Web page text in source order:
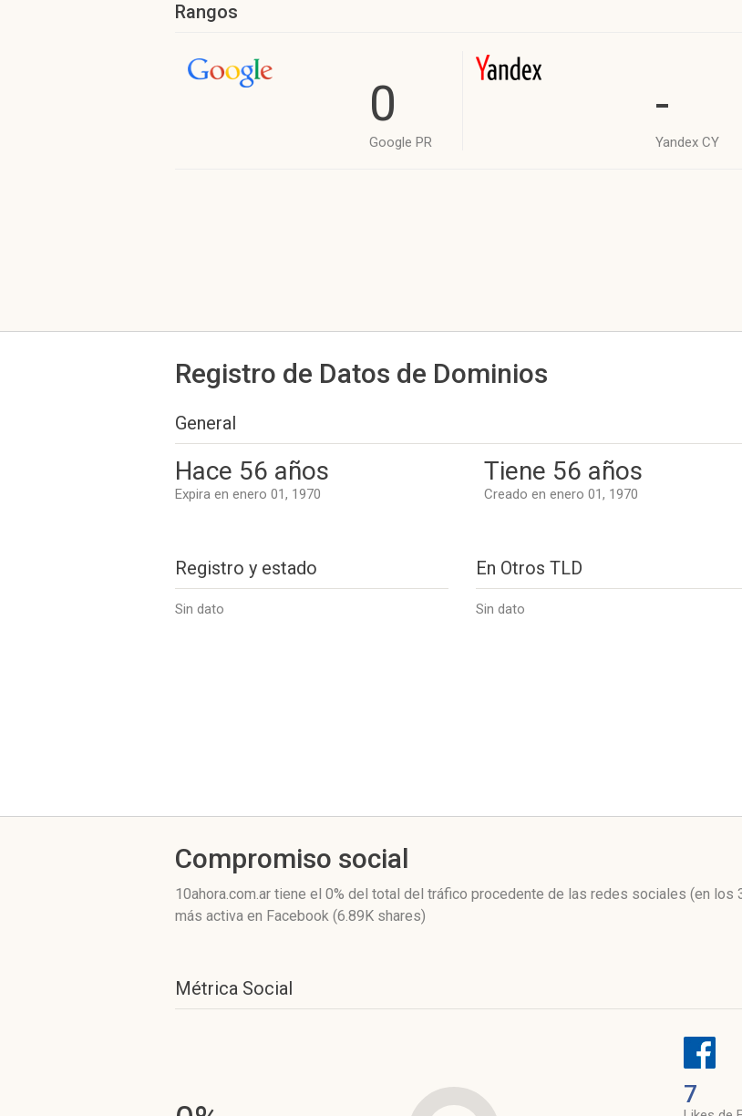
Rangos
0
Google PR
-
Yandex CY
Registro de Datos de Dominios
General
Hace 56 años
Expira en enero 01, 1970
Tiene 56 años
Creado en enero 01, 1970
Registro y estado
Sin dato
En Otros TLD
Sin dato
Compromiso social
10ahora.com.ar tiene el 0% del total del tráfico procedente de las redes sociales (en los
más activa en Facebook (6.89K shares)
Métrica Social
7